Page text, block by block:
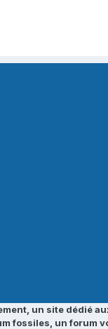
un site dédié
un forum